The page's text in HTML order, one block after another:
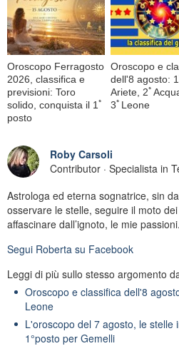
Oroscopo Ferragosto
2026, classifica e
previsioni: Toro
solido, conquista il 1ﾟ
posto
Oroscopo e
dell'8 agosto: 1
Ariete, 2ﾟ
3ﾟLeone
Roby Carsoli
Contributor · Specialista in
Astrologa ed eterna sognatrice, sin
osservare le stelle, seguire il moto
affascinare dall’ignoto, le mie passioni.
Segui Roberta su Facebook
Leggi di più sullo stesso argomento
Oroscopo e classifica dell'8
Leone
L'oroscopo del 7 agosto, le stelle
1°posto per Gemelli